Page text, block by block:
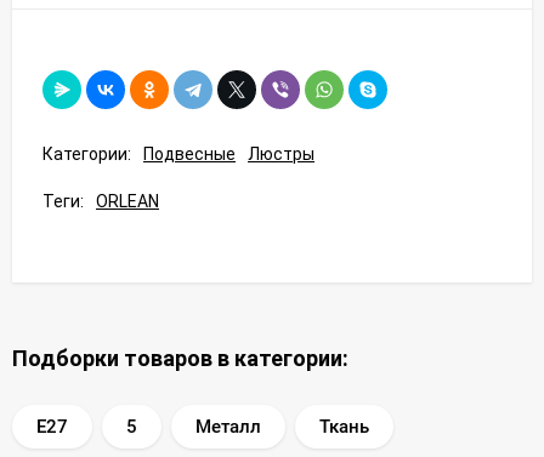
Категории: Подвесные Люстры
Теги: ORLEAN
Подборки товаров в категории:
E27 5 Металл Ткань